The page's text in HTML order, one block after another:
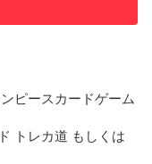
ピースカードゲーム
トレカ道 もしくは